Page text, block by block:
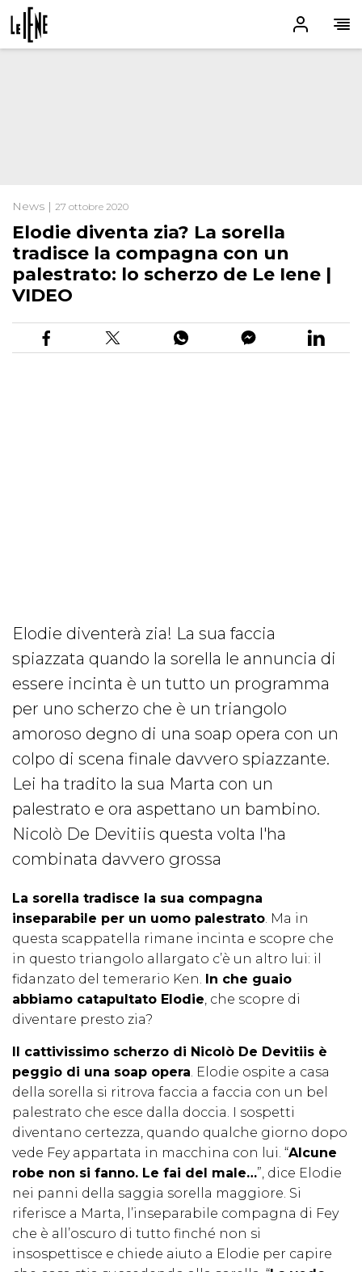
News | 27 ottobre 2020
Elodie diventa zia? La sorella
tradisce la compagna con un
palestrato: lo scherzo de Le Iene |
VIDEO
Elodie diventerà zia! La sua faccia
spiazzata quando la sorella le annuncia di
essere incinta è un tutto un programma
per uno scherzo che è un triangolo
amoroso degno di una soap opera con un
colpo di scena finale davvero spiazzante.
Lei ha tradito la sua Marta con un
palestrato e ora aspettano un bambino.
Nicolò De Devitiis questa volta l'ha
combinata davvero grossa
La sorella tradisce la sua compagna
inseparabile per un uomo palestrato. Ma in
questa scappatella rimane incinta e scopre che
in questo triangolo allargato c’è un altro lui: il
fidanzato del temerario Ken. In che guaio
abbiamo catapultato Elodie, che scopre di
diventare presto zia?
Il cattivissimo scherzo di Nicolò De Devitiis è
peggio di una soap opera. Elodie ospite a casa
della sorella si ritrova faccia a faccia con un bel
palestrato che esce dalla doccia. I sospetti
diventano certezza, quando qualche giorno dopo
vede Fey appartata in macchina con lui. “Alcune
robe non si fanno. Le fai del male…”, dice Elodie
nei panni della saggia sorella maggiore. Si
riferisce a Marta, l’inseparabile compagna di Fey
che è all’oscuro di tutto finché non si
insospettisce e chiede aiuto a Elodie per capire